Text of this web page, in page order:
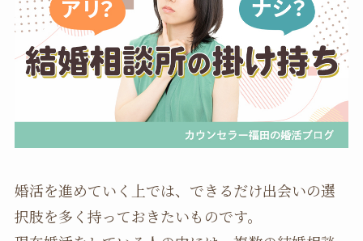
婚活を進めていく上では、できるだけ出会いの選
択肢を多く持っておきたいものです。